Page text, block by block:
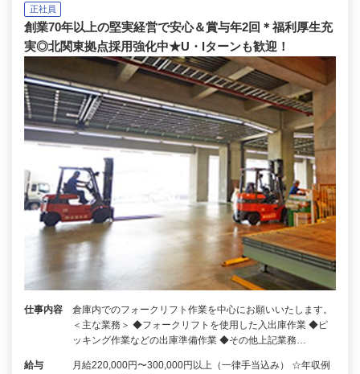
正社員
創業70年以上の堅実経営で安心＆賞与年2回＊福利厚生充
実◎北関東拠点採用強化中★U・Iターンも歓迎！
仕事内容
倉庫内でのフォークリフト作業を中心にお願いいたします。
＜主な業務＞ ◆フォークリフトを使用した入出庫作業 ◆ピ
ッキング作業などの出庫準備作業 ◆その他上記業務…
給与
月給220,000円〜300,000円以上（一律手当込み） ☆年収例